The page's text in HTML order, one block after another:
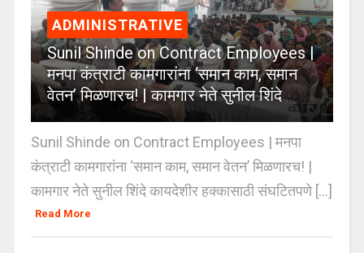
ADMINISTRATIVE
Sunil Shinde on Contract Employees |
मनपा कंत्राटी कामगारांना ‘समान काम, समान
वेतन’ मिळणारच! | कामगार नेते सुनील शिंदे
Sunil Shinde on Contract Employees | मनपा
कंत्राटी कामगारांना ‘समान काम, समान वेतन’ मिळणारच! |
कामगार नेते सुनील शिंदे कायदेशीर हक्कासाठी संघटितपणे [...]
Read More